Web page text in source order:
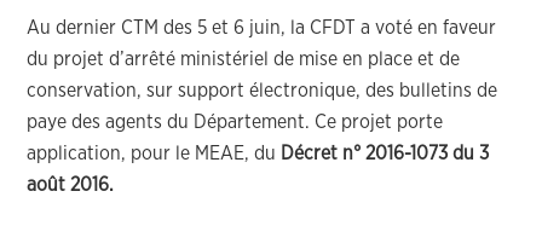
Au dernier CTM des 5 et 6 juin, la CFDT a voté en faveur
du projet d’arrêté ministériel de mise en place et de
conservation, sur support électronique, des bulletins de
paye des agents du Département. Ce projet porte
application, pour le MEAE, du Décret n° 2016-1073 du 3
août 2016.